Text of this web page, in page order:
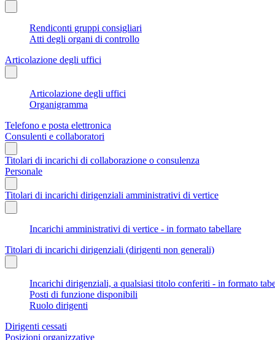
Rendiconti gruppi consigliari
Atti degli organi di controllo
Articolazione degli uffici
Articolazione degli uffici
Organigramma
Telefono e posta elettronica
Consulenti e collaboratori
Titolari di incarichi di collaborazione o consulenza
Personale
Titolari di incarichi dirigenziali amministrativi di vertice
Incarichi amministrativi di vertice - in formato tabellare
Titolari di incarichi dirigenziali (dirigenti non generali)
Incarichi dirigenziali, a qualsiasi titolo conferiti - in formato
Posti di funzione disponibili
Ruolo dirigenti
Dirigenti cessati
Posizioni organizzative